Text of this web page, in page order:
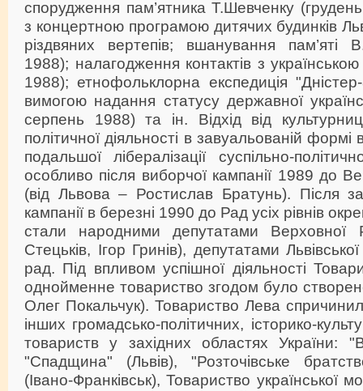
спорудження пам’ятника Т.Шевченку
з концертною програмою дитячих будинків
різдвяних вертепів; вшанування пам’яті
1988); налагодження контактів з
1988); етнофольклорна експедиція "Дністер-
вимогою надання статусу державної
серпень 1988) та ін. Відхід від
політичної діяльності в завуальованій формі
подальшої лібералізації суспільно-
особливо після виборчої кампанії 1989 до
(від Львова – Ростислав Братунь). Після
кампанії в березні 1990 до Рад усіх рівнів
стали народними депутатами
Стецьків, Ігор Гринів), депутатами
рад. Під впливом успішної діяльності
однойменне товариство згодом було
Олег Покальчук). Товариство Лева
інших громадсько-політичних, історико-
товариств у західних областях України:
"Спадщина" (Львів), "Розточівське
(Івано-Франківськ), Товариство української